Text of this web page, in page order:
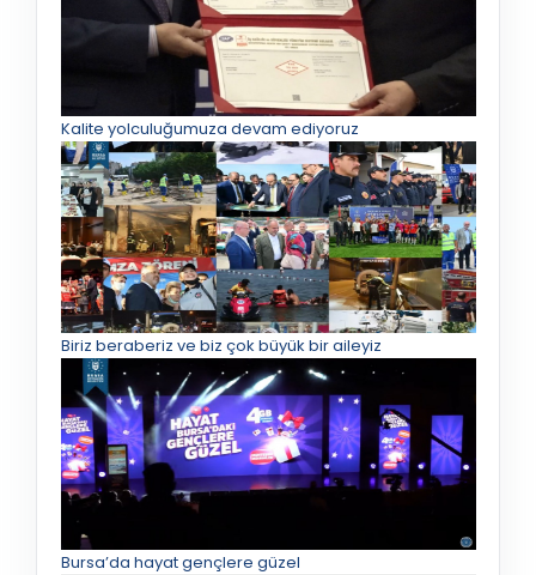
Kalite yolculuğumuza devam ediyoruz
Biriz beraberiz ve biz çok büyük bir aileyiz
Bursa’da hayat gençlere güzel